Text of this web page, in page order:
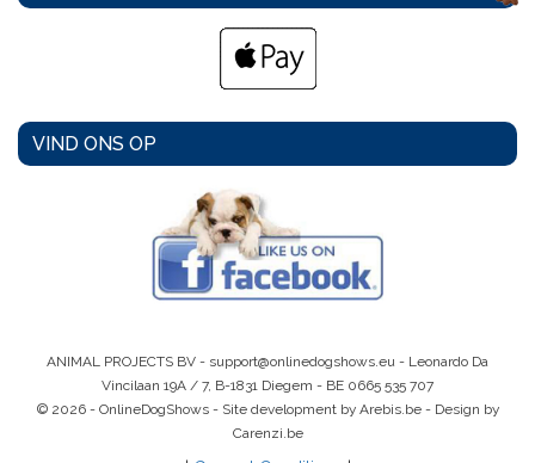
VIND ONS OP
ANIMAL PROJECTS BV - support@onlinedogshows.eu - Leonardo Da
Vincilaan 19A / 7, B-1831 Diegem - BE 0665 535 707
© 2026 - OnlineDogShows - Site development by Arebis.be - Design by
Carenzi.be